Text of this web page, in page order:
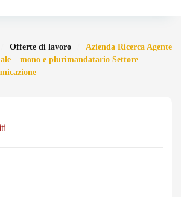
Offerte di lavoro
Azienda Ricerca Agente
– mono e plurimandatario Settore